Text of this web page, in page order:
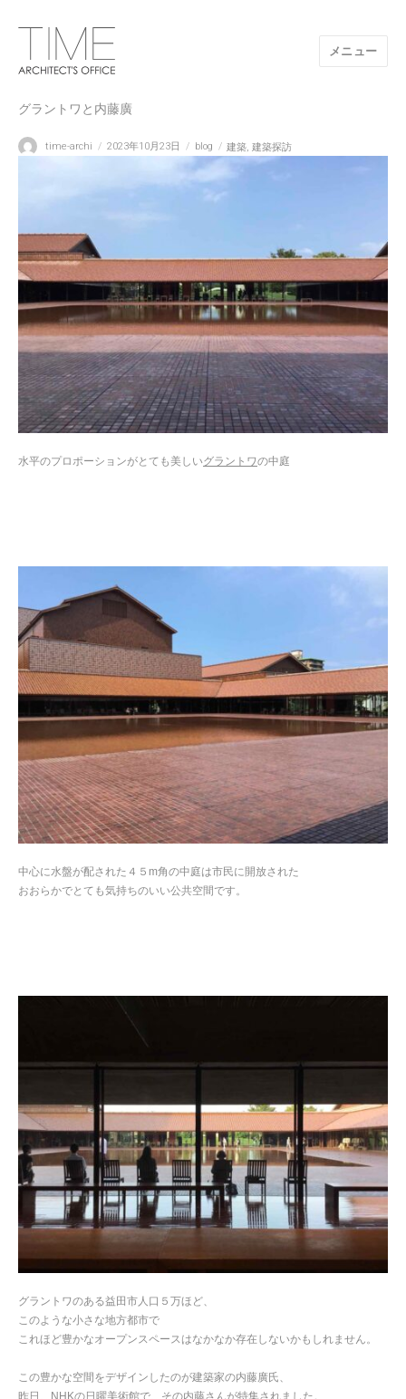
山口県/建築設計事務所/建築家 TIME
メニュー
グラントワと内藤廣
投
time-archi
投
2023年10月23日
カ
blog
タ
建築 ,建築探訪
水平のプロポーションがとても美しいグラントワの中庭
中心に水盤が配された４５m角の中庭は市民に開放された
おおらかでとても気持ちのいい公共空間です。
グラントワのある益田市人口５万ほど、
このような小さな地方都市で
これほど豊かなオープンスペースはなかなか存在しないかもしれません。
この豊かな空間をデザインしたのが建築家の内藤廣氏、
昨日、NHKの 日曜美術館で、その内藤さんが特集されました。